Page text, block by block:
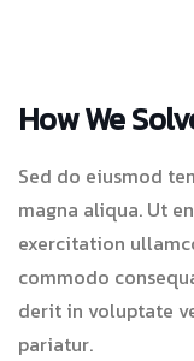
How We
Sed do eiusmod
magna aliqua. Ut
exercitation
commodo
derit in voluptate
pariatur.